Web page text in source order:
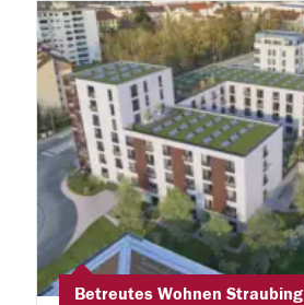
Betreutes Wohnen Straubing